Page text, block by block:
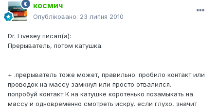
космич
Опубліковано: 23 липня 2010
Dr. Livesey писал(а):
Прерыватель, потом катушка.
+ .прерыватель тоже может, правильно. пробило контакт или
проводок на массу замкнул или просто отвалился.
попробуй контакт К на катушке коротенько позамыкать на
массу и одновременно смотреть искру. если глухо, значит